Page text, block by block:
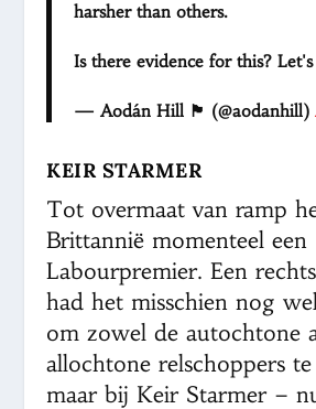
harsher than others.
Is there evidence for this?
— Aodán Hill 🏴󠁧󠁢󠁳󠁣󠁴󠁿 (@aodanhill)
KEIR STARMER
Tot overmaat van ramp
Brittannië momenteel een
Labourpremier. Een
had het misschien nog
om zowel de autochtone
allochtone relschoppers
maar bij Keir Starmer –